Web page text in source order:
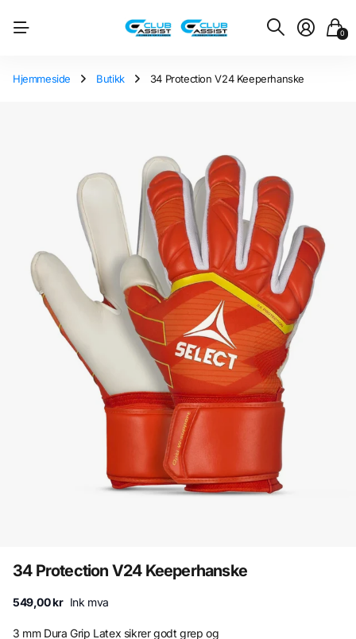
0
Hjemmeside Butikk 34 Protection V24 Keeperhanske
34 Protection V24 Keeperhanske
549,00 kr Ink mva
3 mm Dura Grip Latex sikrer godt grep og